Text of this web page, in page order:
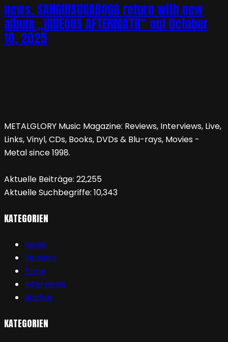
news. SANGUISUGABOGG return with new
album „HIDEOUS AFTERMATH“ out October
10, 2025
METALGLORY Music Magazine: Reviews, Interviews, Live,
Links, Vinyl, CDs, Books, DVDs & Blu-rays, Movies -
Metal since 1998.
Aktuelle Beiträge: 22,255
Aktuelle Suchbegriffe: 10,343
KATEGORIEN
News
Reviews
Filme
Interviews
Bücher
KATEGORIEN